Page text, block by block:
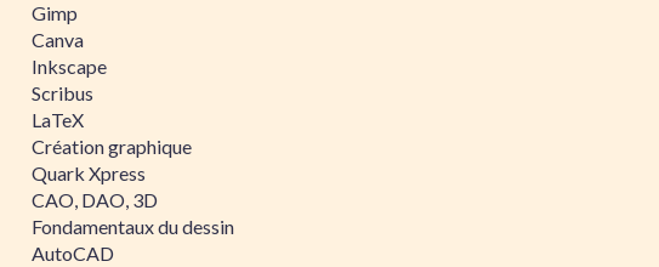
Gimp
Canva
Inkscape
Scribus
LaTeX
Création graphique
Quark Xpress
CAO, DAO, 3D
Fondamentaux du dessin
AutoCAD